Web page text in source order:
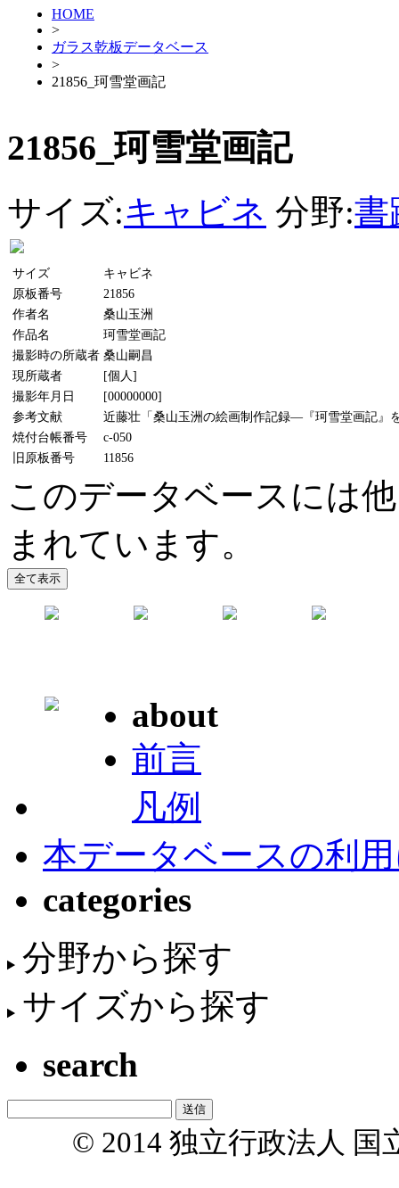
HOME
>
ガラス乾板データベース
>
21856_珂雪堂画記
21856_珂雪堂画記
サイズ:キャビネ 分野:書
サイズ
キャビネ
原板番号
21856
作者名
桑山玉洲
作品名
珂雪堂画記
撮影時の所蔵者 桑山嗣昌
現所蔵者
[個人]
撮影年月日
[00000000]
参考文献
近藤壮「桑山玉洲の絵画制作記録―『珂雪堂画記』
焼付台帳番号
c-050
旧原板番号
11856
このデータベースには
まれています。
about
前言
凡例
本データベースの利
categories
分野から探す
サイズから探す
search
© 2014 独立行政法人 国